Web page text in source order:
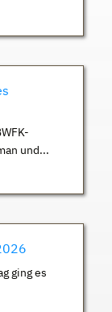
und...
ging es